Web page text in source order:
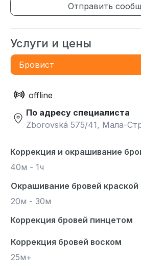
Отправить
Услуги и цены
Бровист
offline
По адресу специалиста
Zborovská 575/41, Мала-
Коррекция и окрашивание
40м - 1ч
Окрашивание бровей краской
20м - 30м
Коррекция бровей пинцетом
Коррекция бровей воском
25м+